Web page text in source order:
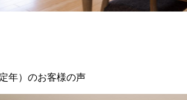
年）のお客様の声